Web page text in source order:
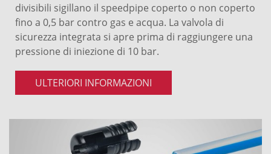
divisibili sigillano il speedpipe coperto o non coperto
fino a 0,5 bar contro gas e acqua. La valvola di
sicurezza integrata si apre prima di raggiungere una
pressione di iniezione di 10 bar.
ULTERIORI INFORMAZIONI